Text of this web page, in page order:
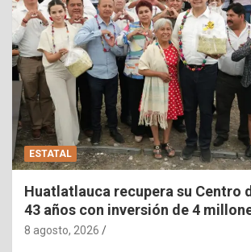
ESTATAL
Huatlatlauca recupera su Centro
43 años con inversión de 4
8 agosto, 2026